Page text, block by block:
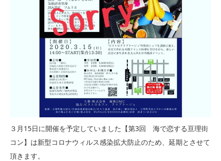
３月15日に開催を予定していました【第3回 海で恋する亘理街
コン】は新型コロナウィルス感染拡大防止のため、延期とさせて
頂きます。